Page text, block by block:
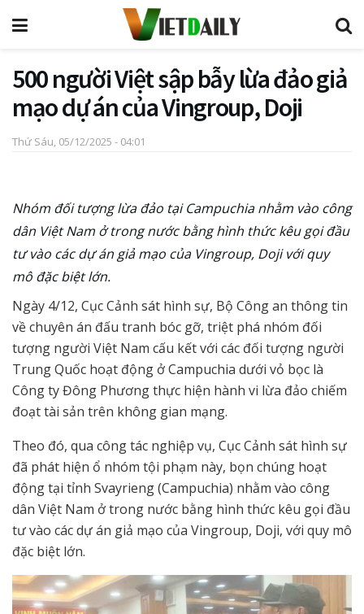
500 người Việt sập bẫy lừa đảo giả
mạo dự án của Vingroup, Doji
Thứ Sáu, 05/12/2025 - 04:01
Nhóm đối tượng lừa đảo tại Campuchia nhằm vào công
dân Việt Nam ở trong nước bằng hình thức kêu gọi đầu
tư vào các dự án giả mạo của Vingroup, Doji với quy
mô đặc biệt lớn.
Ngày 4/12, Cục Cảnh sát hình sự, Bộ Công an thông tin
về chuyên án đấu tranh bóc gỡ, triệt phá nhóm đối
tượng người Việt Nam cấu kết với các đối tượng người
Trung Quốc hoạt động ở Campuchia dưới vỏ bọc là
Công ty Đông Phương thực hiện hành vi lừa đảo chiếm
đoạt tài sản trên không gian mạng.
Theo đó, qua công tác nghiệp vụ, Cục Cảnh sát hình sự
đã phát hiện ổ nhóm tội phạm này, bọn chúng hoạt
động tại tỉnh Svayrieng (Campuchia) nhằm vào công
dân Việt Nam ở trong nước bằng hình thức kêu gọi đầu
tư vào các dự án giả mạo của Vingroup, Doji, với quy mô
đặc biệt lớn.